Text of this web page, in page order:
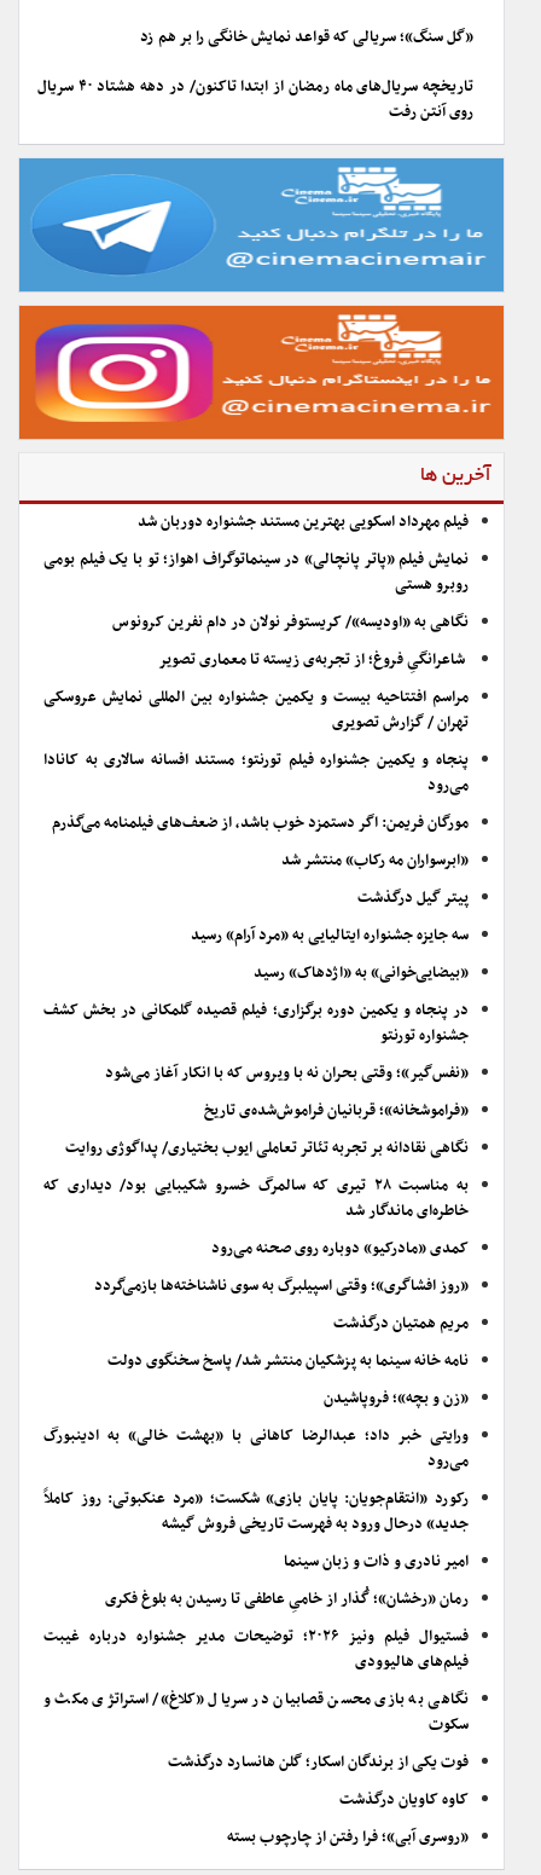
«گل سنگ»؛ سریالی که قواعد نمایش خانگی را بر هم زد
تاریخچه سریال‌های ماه رمضان از ابتدا تاکنون/ در دهه هشتاد ۴۰ سریال
روی آنتن رفت
آخرین ها
فیلم مهرداد اسکویی بهترین مستند جشنواره دوربان شد
نمایش فیلم «پاتر پانچالی» در سینماتوگراف اهواز؛ تو با یک فیلم بومی
روبرو هستی
نگاهی به «اودیسه»/ کریستوفر نولان در دام نفرین کرونوس
شاعرانگیِ فروغ؛ از تجربه‌ی زیسته تا معماری تصویر
مراسم افتتاحیه بیست و یکمین جشنواره بین المللی نمایش عروسکی
تهران / گزارش تصویری
پنجاه و یکمین جشنواره فیلم تورنتو؛ مستند افسانه سالاری به کانادا
می‌رود
مورگان فریمن: اگر دستمزد خوب باشد، از ضعف‌های فیلمنامه می‌گذرم
«ابرسواران مه رکاب» منتشر شد
پیتر گیل درگذشت
سه جایزه جشنواره ایتالیایی به «مرد آرام» رسید
«بیضایی‌خوانی» به «اژدهاک» رسید
در پنجاه و یکمین دوره برگزاری؛ فیلم قصیده گلمکانی در بخش کشف
جشنواره تورنتو
«نفس‌گیر»؛ وقتی بحران نه با ویروس که با انکار آغاز می‌شود
«فراموشخانه»؛ قربانیان فراموش‌شده‌ی تاریخ
نگاهی نقادانه بر تجربه تئاتر تعاملی ایوب بختیاری/ پداگوژی روایت
به مناسبت ۲۸ تیری که سالمرگ خسرو شکیبایی بود/ دیداری که
خاطره‌ای ماندگار شد
کمدی «مادرکیو» دوباره روی صحنه می‌رود
«روز افشاگری»؛ وقتی اسپیلبرگ به سوی ناشناخته‌ها بازمی‌گردد
مریم همتیان درگذشت
نامه خانه سینما به پزشکیان منتشر شد/ پاسخ سخنگوی دولت
«زن و بچه»؛ فروپاشیدن
ورایتی خبر داد؛ عبدالرضا کاهانی با «بهشت خالی» به ادینبورگ
می‌رود
رکورد «انتقام‌جویان: پایان بازی» شکست؛ «مرد عنکبوتی: روز کاملاً
جدید» درحال ورود به فهرست تاریخی فروش گیشه
امیر نادری و ذات و زبان سینما
رمان «رخشان»؛ گُذار از خامیِ عاطفی تا رسیدن به بلوغ فکری
فستیوال فیلم ونیز ۲۰۲۶؛ توضیحات مدیر جشنواره درباره غیبت
فیلم‌های هالیوودی
نگاهی به بازی محسن قصابیان در سریال «کلاغ»/ استراتژی مکث و
سکوت
فوت یکی از برندگان اسکار؛ گلن هانسارد درگذشت
کاوه کاویان درگذشت
«روسری آبی»؛ فرا رفتن از چارچوب بسته